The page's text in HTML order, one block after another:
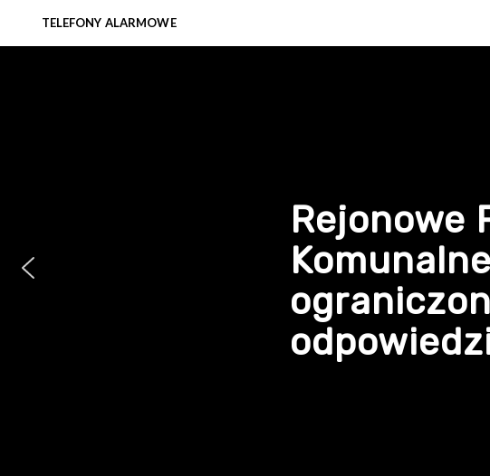
TELEFONY ALARMOWE
Rejonowe